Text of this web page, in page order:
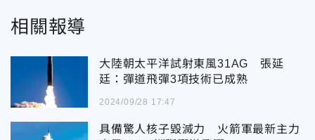
相關報導
大陸朝太平洋試射東風31AG 張延
廷：彈道飛彈3項技術已成熟
2024/09/28 17:47
具備驚人核子毀滅力 火箭軍最新主力